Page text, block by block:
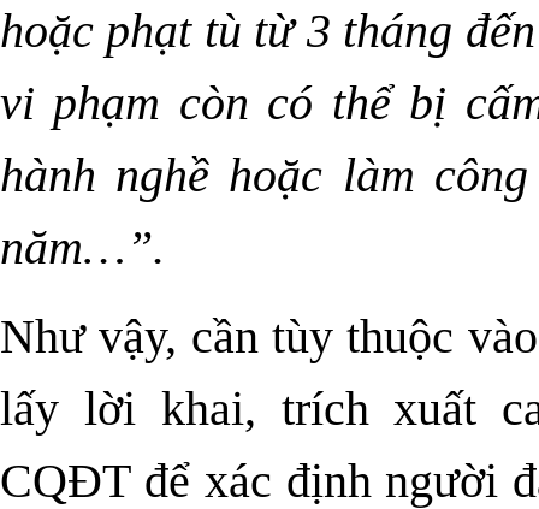
hoặc phạt tù từ 3 tháng
vi phạm còn có thể bị
hành nghề hoặc làm
năm…”.
Như vậy, cần tùy thuộc
lấy lời khai, trích xuất
CQĐT để xác định người